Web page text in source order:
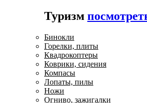
Туризм
Бинокли
Горелки, плиты
Квадрокоптеры
Коврики, сидения
Компасы
Лопаты, пилы
Ножи
Огниво, зажигалки